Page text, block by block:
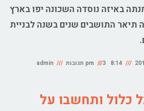
באיזה נוסדה השכונה יפו בארץ
תיאר התושבים שנים בשנה לבניית
8:14 pm 3 תגובות admin
כלול ותחשבו על